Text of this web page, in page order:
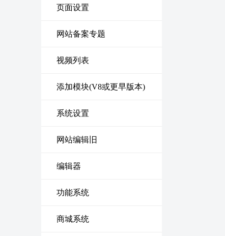
页面设置
网站备案专题
视频列表
添加模块(V8或更早版本)
系统设置
网站编辑旧
编辑器
功能系统
商城系统